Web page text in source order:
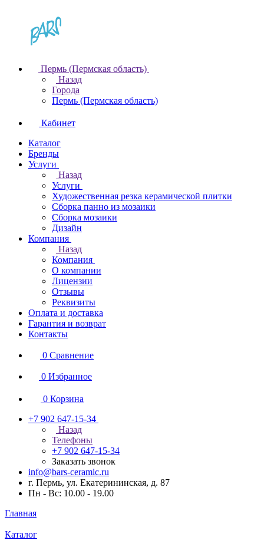
Пермь (Пермская область)
Назад
Города
Пермь (Пермская область)
Кабинет
Каталог
Бренды
Услуги
Назад
Услуги
Художественная резка керамической плитки
Сборка панно из мозаики
Сборка мозаики
Дизайн
Компания
Назад
Компания
О компании
Лицензии
Отзывы
Реквизиты
Оплата и доставка
Гарантия и возврат
Контакты
0 Сравнение
0 Избранное
0 Корзина
+7 902 647-15-34
Назад
Телефоны
+7 902 647-15-34
Заказать звонок
info@bars-ceramic.ru
г. Пермь, ул. Екатерининская, д. 87
Пн - Вс: 10.00 - 19.00
Главная
Каталог